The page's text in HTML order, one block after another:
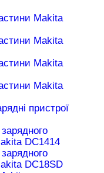
Makita
Makita
Makita
Makita
пристрої
DC1414
DC18SD